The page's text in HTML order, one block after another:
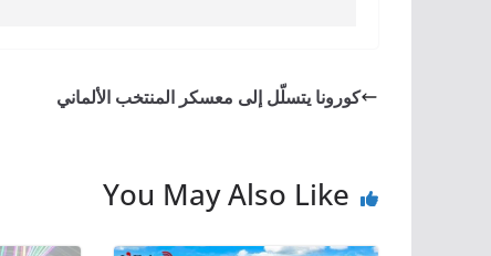
كورونا يتسلّل إلى معسكر المنتخب الألماني
You May Also Like